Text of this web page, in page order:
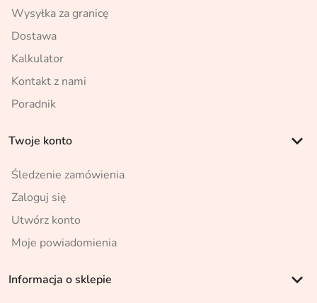
Wysyłka za granicę
Dostawa
Kalkulator
Kontakt z nami
Poradnik
Twoje konto keyboard_arrow_down
Śledzenie zamówienia
Zaloguj się
Utwórz konto
Moje powiadomienia
Informacja o sklepie keyboard_arrow_down